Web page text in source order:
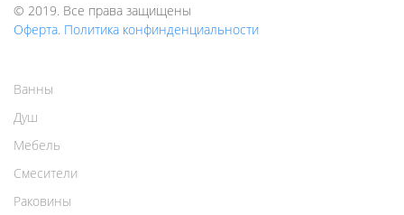
© 2019. Все права защищены
Оферта. Политика конфинденциальности
Ванны
Душ
Мебель
Смесители
Раковины